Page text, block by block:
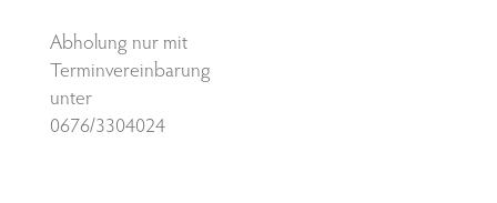
Abholung nur mit
Terminvereinbarung
unter
0676/3304024